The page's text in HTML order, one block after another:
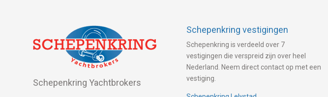
Schepenkring Yachtbrokers
Schepenkring vestigingen
Schepenkring is verdeeld over 7
vestigingen die verspreid zijn over heel
Nederland. Neem direct contact op met een
vestiging.